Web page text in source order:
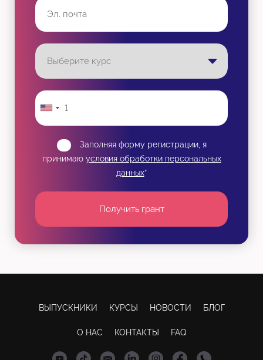
Заполняя форму регистрации, я
принимаю условия обработки персональных
данных*
Получить грант
ВЫПУСКНИКИ КУРСЫ НОВОСТИ БЛОГ
О НАС КОНТАКТЫ FAQ